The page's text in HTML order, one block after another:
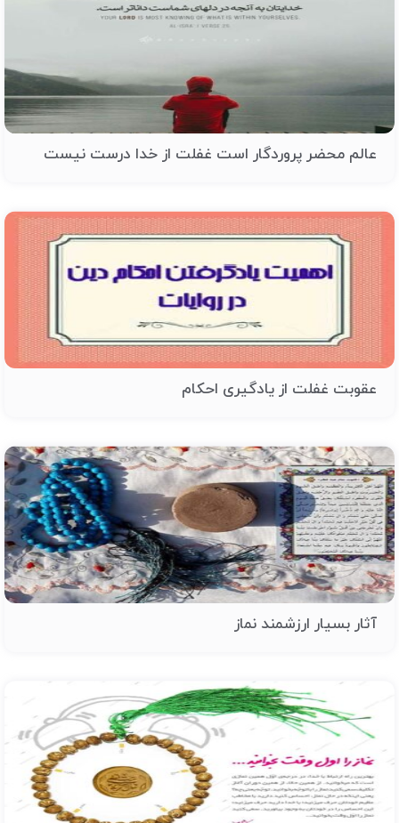
عالم محضر پروردگار است غفلت از خدا درست نیست
عقوبت غفلت از یادگیری احکام
آثار بسیار ارزشمند نماز